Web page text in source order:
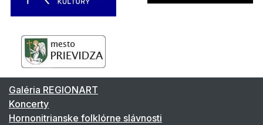
Galéria REGIONART
Koncerty
Hornonitrianske folklórne slávnosti